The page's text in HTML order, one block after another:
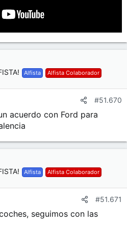
Alfista Alfista Colaborador
#51.670
acuerdo con Ford para
Alfista Alfista Colaborador
#51.671
seguimos con las